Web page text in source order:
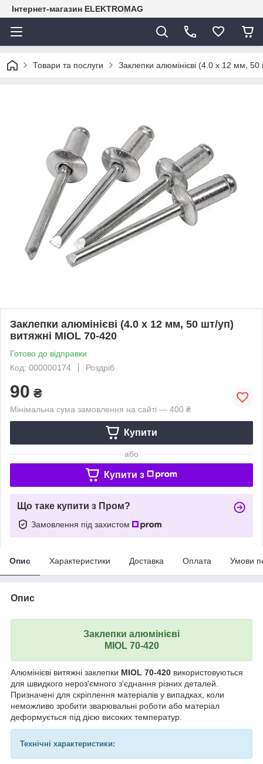
Інтернет-магазин ELEKTROMAG
Товари та послуги Заклепки алюмінієві (4.0 х 12 мм,
Заклепки алюмінієві (4.0 х 12 мм, 50 шт/уп)
витяжні MIOL 70-420
Готово до відправки
Код: 000000174
Роздріб
90 ₴
Мінімальна сума замовлення на сайті — 400 ₴
Купити
або
Купити з
Що таке купити з Пром?
Замовлення під захистом
Опис Характеристики Доставка Оплата Умови
Опис
Заклепки алюмінієві
MIOL 70-420
Алюмінієві витяжні заклепки MIOL 70-420 використовуються
для швидкого нероз'ємного з'єднання різних деталей.
Призначені для скріплення матеріалів у випадках, коли
неможливо зробити зварювальні роботи або матеріал
деформується під дією високих температур.
Технічні характеристики: